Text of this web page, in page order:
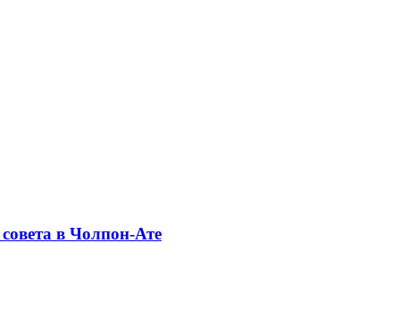
в Чолпон-Ате